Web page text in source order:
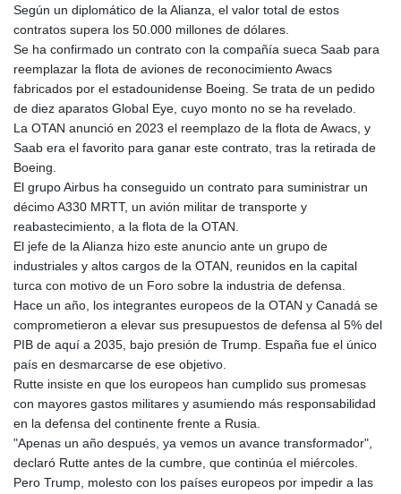
Según un diplomático de la Alianza, el valor total de estos
contratos supera los 50.000 millones de dólares.
Se ha confirmado un contrato con la compañía sueca Saab para
reemplazar la flota de aviones de reconocimiento Awacs
fabricados por el estadounidense Boeing. Se trata de un pedido
de diez aparatos Global Eye, cuyo monto no se ha revelado.
La OTAN anunció en 2023 el reemplazo de la flota de Awacs, y
Saab era el favorito para ganar este contrato, tras la retirada de
Boeing.
El grupo Airbus ha conseguido un contrato para suministrar un
décimo A330 MRTT, un avión militar de transporte y
reabastecimiento, a la flota de la OTAN.
El jefe de la Alianza hizo este anuncio ante un grupo de
industriales y altos cargos de la OTAN, reunidos en la capital
turca con motivo de un Foro sobre la industria de defensa.
Hace un año, los integrantes europeos de la OTAN y Canadá se
comprometieron a elevar sus presupuestos de defensa al 5% del
PIB de aquí a 2035, bajo presión de Trump. España fue el único
país en desmarcarse de ese objetivo.
Rutte insiste en que los europeos han cumplido sus promesas
con mayores gastos militares y asumiendo más responsabilidad
en la defensa del continente frente a Rusia.
"Apenas un año después, ya vemos un avance transformador",
declaró Rutte antes de la cumbre, que continúa el miércoles.
Pero Trump, molesto con los países europeos por impedir a las